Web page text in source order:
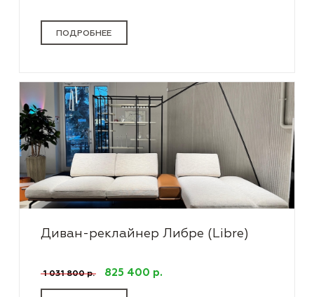
ПОДРОБНЕЕ
Диван-реклайнер Либре (Libre)
1 031 800 р. 825 400 р.